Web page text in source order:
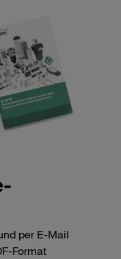
per E-Mail
Format